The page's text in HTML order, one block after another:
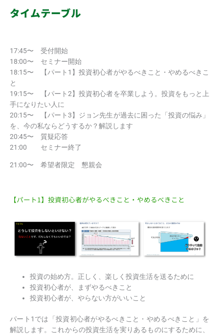
タイムテーブル
17:45〜 受付開始
18:00〜 セミナー開始
18:15〜 【パート1】投資初心者がやるべきこと・やめるべきこ
と
19:15〜 【パート2】投資初心者を卒業しよう。投資をもっと上
手になりたい人に
20:15〜 【パート3】ジョン先生が過去に困った「投資の悩み」
を、今の私ならどうするか？解説します
20:45〜 質疑応答
21:00 セミナー終了
21:00〜 希望者限定 懇親会
【パート1】投資初心者がやるべきこと・やめるべきこと
投資の始め方。正しく、楽しく投資生活を送るために
投資初心者が、まずやるべきこと
投資初心者が、やらない方がいいこと
パート1では「投資初心者がやるべきこと・やめるべきこと」を
解説します。これからの投資生活を実りあるものにするために、